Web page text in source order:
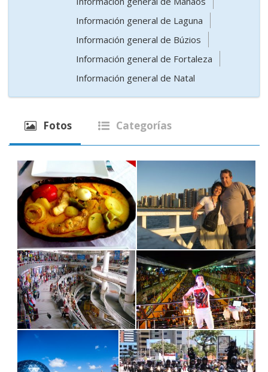
Información general de Laguna
Información general de Búzios
Información general de Fortaleza
Información general de Natal
Fotos Categorías